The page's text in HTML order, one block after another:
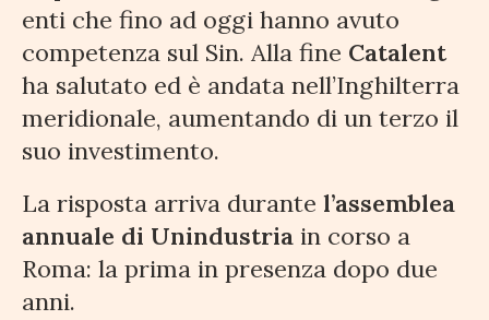
enti che fino ad oggi hanno avuto
competenza sul Sin. Alla fine Catalent
ha salutato ed è andata nell’Inghilterra
meridionale, aumentando di un terzo il
suo investimento.
La risposta arriva durante l’assemblea
annuale di Unindustria in corso a
Roma: la prima in presenza dopo due
anni.